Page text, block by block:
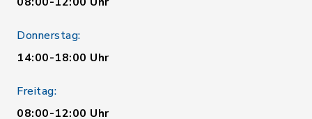
Donnerstag:
14:00-18:00 Uhr
Freitag:
08:00-12:00 Uhr